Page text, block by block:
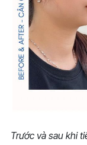
Trước và sau khi